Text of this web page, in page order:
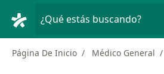
¿Qué estás buscando?
Página De Inicio Médico General